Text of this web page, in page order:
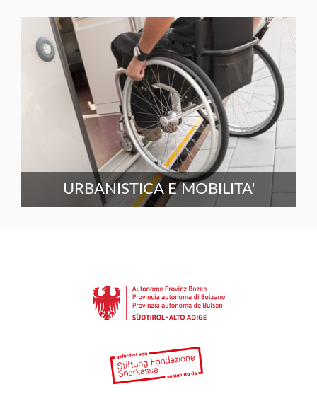
URBANISTICA E MOBILITA'